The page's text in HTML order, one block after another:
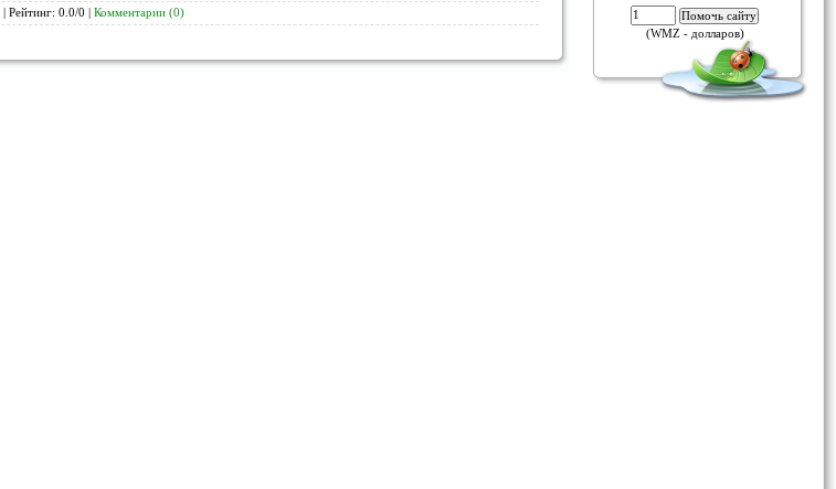
| Рейтинг: 0.0/0 | Комментарии (0)
(WMZ - долларов)